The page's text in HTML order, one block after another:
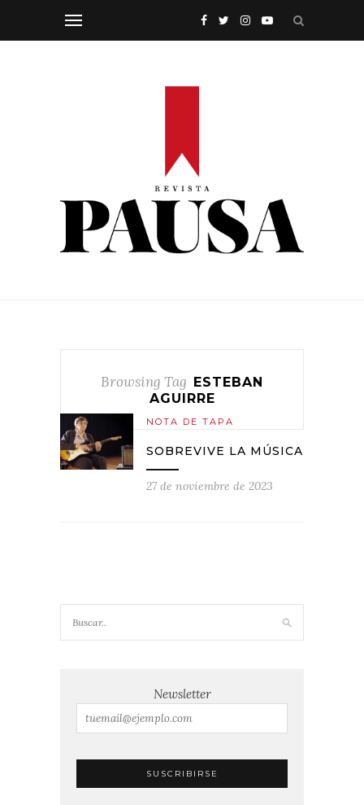
Browsing Tag ESTEBAN
AGUIRRE
NOTA DE TAPA
SOBREVIVE LA MÚSICA
27 de noviembre de 2023
Newsletter